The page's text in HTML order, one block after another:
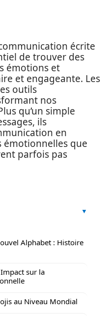
écrite
de trouver des
émotions et
et engageante. Les
outils
nos
qu’un simple
ils
en
émotionnelles que
parfois pas
Alphabet : Histoire
sur la
au Niveau Mondial